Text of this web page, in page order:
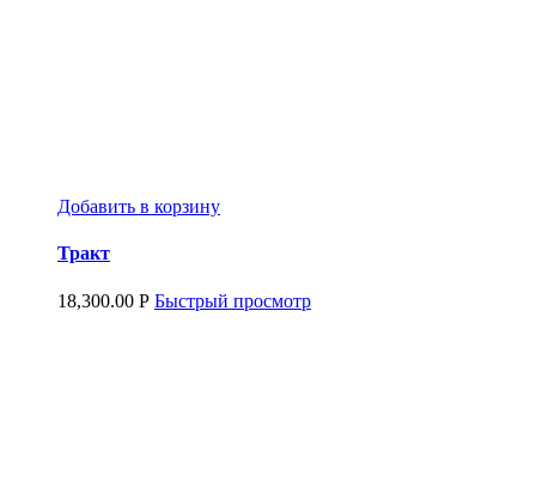
Добавить в корзину
Тракт
18,300.00 Р Быстрый просмотр